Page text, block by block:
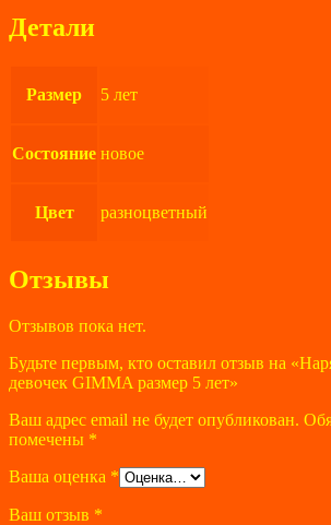
Детали
Размер 5 лет
Состояние новое
Цвет разноцветный
Отзывы
Отзывов пока нет.
Будьте первым, кто оставил отзыв на
девочек GIMMA размер 5 лет»
Ваш адрес email не будет опубликован.
помечены *
Ваша оценка *
Ваш отзыв *